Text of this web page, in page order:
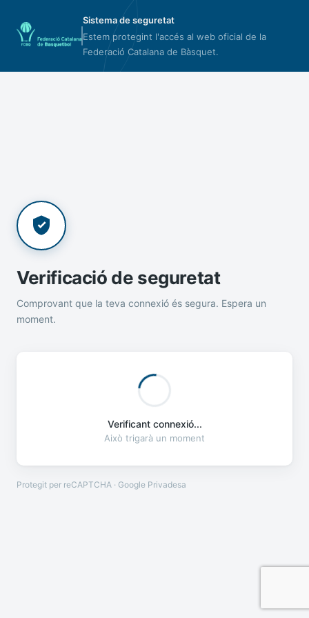
Sistema de seguretat
Estem protegint l'accés al web oficial de la
Federació Catalana de Bàsquet.
Verificació de seguretat
Comprovant que la teva connexió és segura. Espera un
moment.
Verificant connexió...
Això trigarà un moment
Protegit per reCAPTCHA · Google Privadesa